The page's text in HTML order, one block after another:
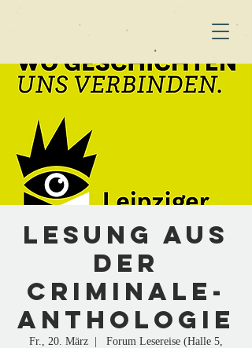
Lesung aus
der
Criminale-
Anthologie
Fr., 20. März
Forum Lesereise (Halle 5,